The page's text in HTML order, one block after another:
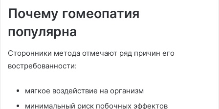
Почему гомеопатия
популярна
Сторонники метода отмечают ряд причин его
востребованности:
мягкое воздействие на организм
минимальный риск побочных эффектов